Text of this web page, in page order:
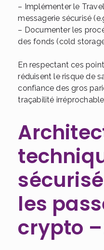
– Implémenter le
messagerie sécurisé
– Documenter les
des fonds (cold
En respectant ces
réduisent le risque de
confiance des gros
traçabilité
les
crypto